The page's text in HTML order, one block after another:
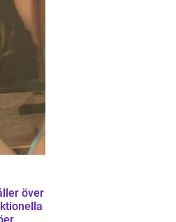
över